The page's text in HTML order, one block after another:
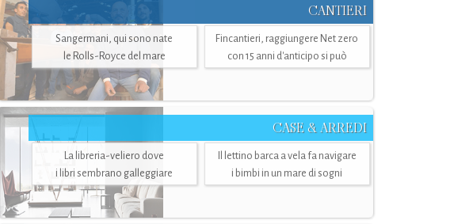
CANTIERI
Sangermani, qui sono nate
le Rolls-Royce del mare
Fincantieri, raggiungere Net zero
con 15 anni d'anticipo si può
CASE & ARREDI
La libreria-veliero dove
i libri sembrano galleggiare
Il lettino barca a vela fa navigare
i bimbi in un mare di sogni